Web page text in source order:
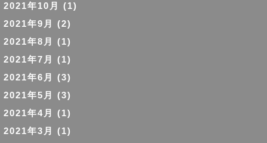
2021年10月
(1)
2021年9月
(2)
2021年8月
(1)
2021年7月
(1)
2021年6月
(3)
2021年5月
(3)
2021年4月
(1)
2021年3月
(1)